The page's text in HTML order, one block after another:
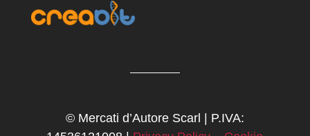
© Mercati d’Autore Scarl | P.IVA: